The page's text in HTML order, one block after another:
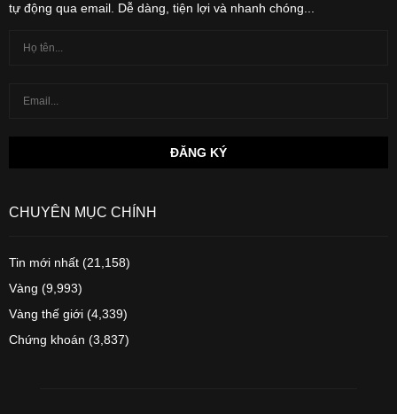
tự động qua email. Dễ dàng, tiện lợi và nhanh chóng...
CHUYÊN MỤC CHÍNH
Tin mới nhất (21,158)
Vàng (9,993)
Vàng thế giới (4,339)
Chứng khoán (3,837)